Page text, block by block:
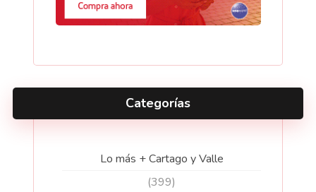
Categorías
Lo más + Cartago y Valle
(399)